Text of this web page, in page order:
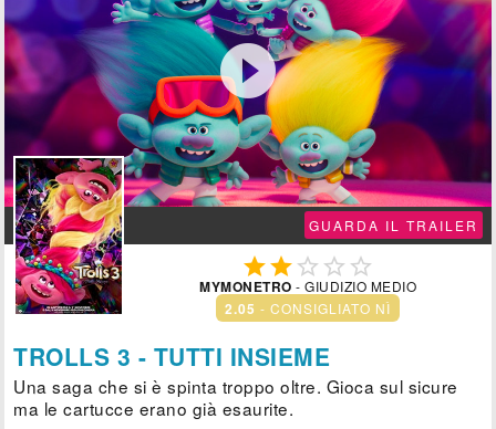

GUARDA IL TRAILER
   
MYMONETRO - GIUDIZIO MEDIO
2.05 - CONSIGLIATO NÌ
TROLLS 3 - TUTTI INSIEME
Una saga che si è spinta troppo oltre. Gioca sul sicure
ma le cartucce erano già esaurite.